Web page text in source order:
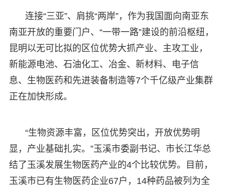
连接“三亚”、肩挑“两岸”，作为我国面向南亚东
南亚开放的重要门户、“一带一路”建设的前沿枢纽，
昆明以无可比拟的区位优势大抓产业、主攻工业，
新能源电池、石油化工、冶金、新材料、电子信
息、生物医药和先进装备制造等7个千亿级产业集群
正在加快形成。
“生物资源丰富，区位优势突出，开放优势明
显，产业基础扎实。”玉溪市委副书记、市长江华总
结了玉溪发展生物医药产业的4个比较优势。目前，
玉溪市已有生物医药企业67户，14种药品被列为全